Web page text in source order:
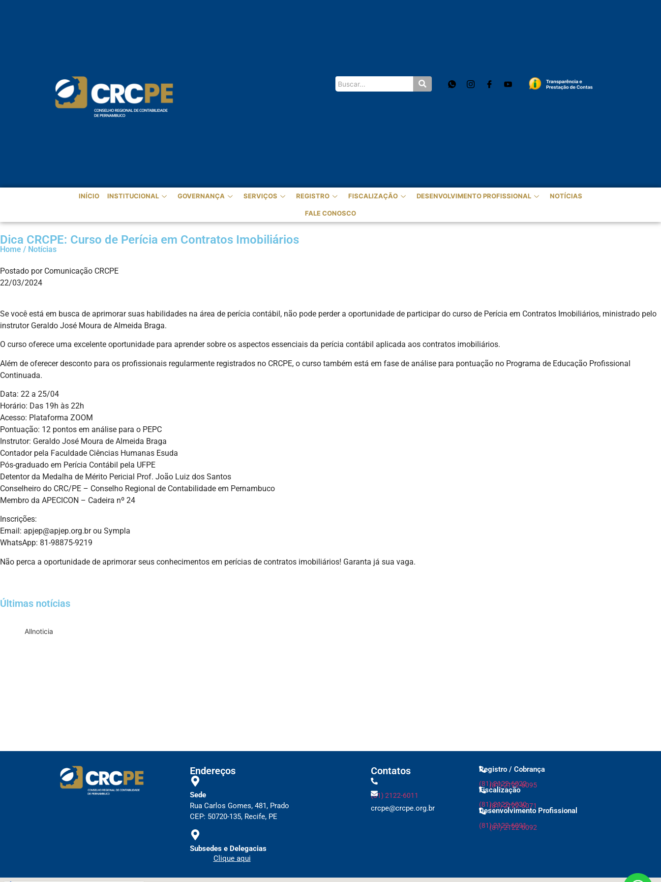
INÍCIO INSTITUCIONAL GOVERNANÇA SERVIÇOS REGISTRO FISCALIZAÇÃO DESENVOLVIMENTO PROFISSIONAL NOTÍCIAS
FALE CONOSCO
Dica CRCPE: Curso de Perícia em Contratos Imobiliários
Home / Notícias
Postado por Comunicação CRCPE
22/03/2024
Se você está em busca de aprimorar suas habilidades na área de perícia contábil, não pode perder a oportunidade de participar do curso de Perícia em Contratos Imobiliários, ministrado pelo
instrutor Geraldo José Moura de Almeida Braga.
O curso oferece uma excelente oportunidade para aprender sobre os aspectos essenciais da perícia contábil aplicada aos contratos imobiliários.
Além de oferecer desconto para os profissionais regularmente registrados no CRCPE, o curso também está em fase de análise para pontuação no Programa de Educação Profissional
Continuada.
Data: 22 a 25/04
Horário: Das 19h às 22h
Acesso: Plataforma ZOOM
Pontuação: 12 pontos em análise para o PEPC
Instrutor: Geraldo José Moura de Almeida Braga
Contador pela Faculdade Ciências Humanas Esuda
Pós-graduado em Perícia Contábil pela UFPE
Detentor da Medalha de Mérito Pericial Prof. João Luiz dos Santos
Conselheiro do CRC/PE – Conselho Regional de Contabilidade em Pernambuco
Membro da APECICON – Cadeira nº 24
Inscrições:
Email: apjep@apjep.org.br ou Sympla
WhatsApp: 81-98875-9219
Não perca a oportunidade de aprimorar seus conhecimentos em perícias de contratos imobiliários! Garanta já sua vaga.
Últimas notícias
Allnoticia
Endereços
Sede
Rua Carlos Gomes, 481, Prado
CEP: 50720-135, Recife, PE
Subsedes e Delegacias
Clique aqui
Contatos
(81) 2122-6011
crcpe@crcpe.org.br
Registro / Cobrança
(81) 2122-6022
(81) 2122-6095
Fiscalização
(81) 2122-6030
(81) 2122-6071
Desenvolvimento Profissional
(81) 2122-6091
(81) 2122-6092